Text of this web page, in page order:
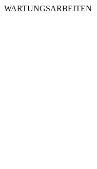
WARTUNGSARBEITEN